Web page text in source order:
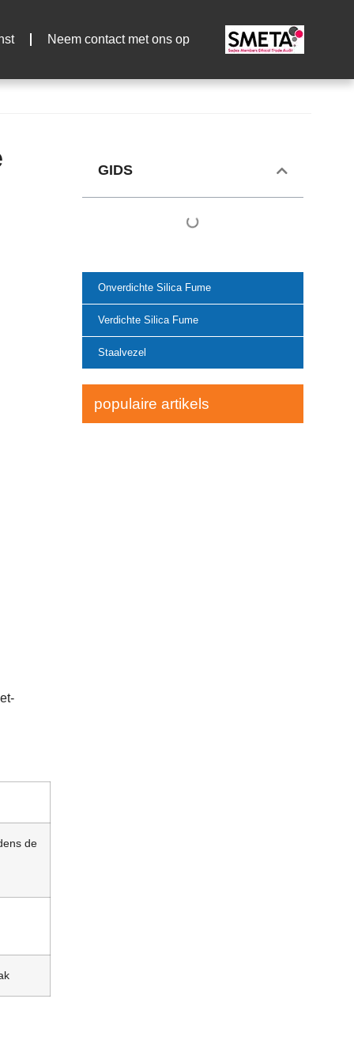
Neem contact met ons op
de
GIDS
Onverdichte Silica Fume
Verdichte Silica Fume
Staalvezel
populaire artikels